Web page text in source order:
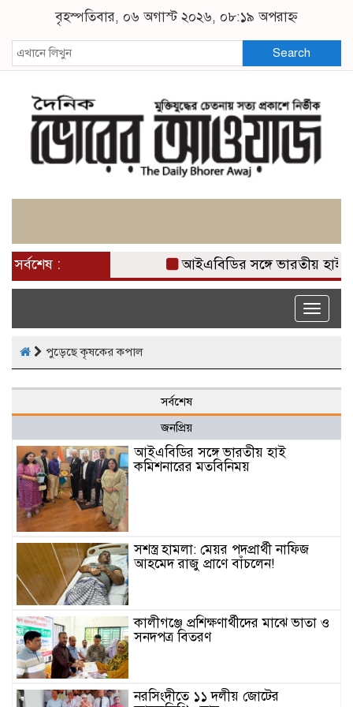
বৃহস্পতিবার, ০৬ অগাস্ট ২০২৬, ০৮:১৯ অপরাহ্ন
Search
সর্বশেষ : আইএবিডির সঙ্গে ভারতীয় হাই
Toggle
পুড়েছে কৃষকের কপাল
সর্বশেষ
জনপ্রিয়
আইএবিডির সঙ্গে ভারতীয় হাই
কমিশনারের মতবিনিময়
সশস্ত্র হামলা: মেয়র পদপ্রার্থী নাফিজ
আহমেদ রাজু প্রাণে বাঁচলেন!
কালীগঞ্জে প্রশিক্ষণার্থীদের মাঝে ভাতা ও
সনদপত্র বিতরণ
নরসিংদীতে ১১ দলীয় জোটের